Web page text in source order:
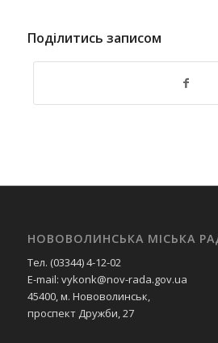
Поділитись записом
НОВОВОЛИНСЬКА МІСЬКА
Тел. (03344) 4-12-02
E-mail: vykonk@nov-rada.gov.ua
45400, м. Нововолинськ,
проспект Дружби, 27